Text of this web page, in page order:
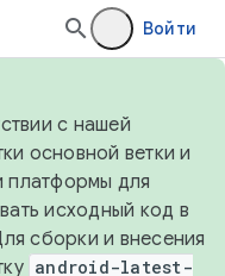
Войти
с нашей
основной ветки и
платформы для
исходный код в
сборки и внесения
android-latest-